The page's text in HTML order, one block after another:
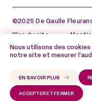
©2025 De Gaulle
Plan du site
Politique de protection
personnel
Politique de cookies et
Nous utilisons des
notre site et mesurer
ACCEPTER ET FERMER
EN SAVOIR PLUS